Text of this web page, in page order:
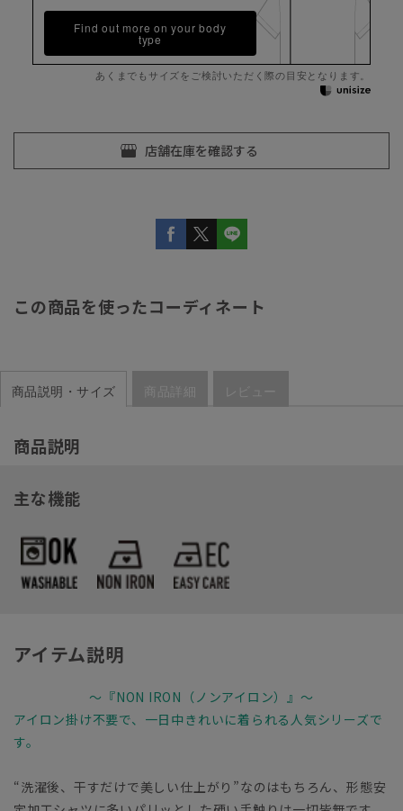
Find out more on your body
type
あくまでもサイズをご検討いただく際の目安となります。
この商品を使ったコーディネート
商品説明・サイズ 商品詳細 レビュー
商品説明
主な機能
アイテム説明
～『NON IRON（ノンアイロン）』～
アイロン掛け不要で、一日中きれいに着られる人気シリーズで
す。
“洗濯後、干すだけで美しい仕上がり”なのはもちろん、形態安